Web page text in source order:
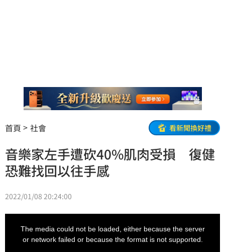
首頁 社會 看新聞換好禮
音樂家左手遭砍40%肌肉受損 復健
恐難找回以往手感
2022/01/08 20:24:00
The media could not be loaded, either because the server
or network failed or because the format is not supported.